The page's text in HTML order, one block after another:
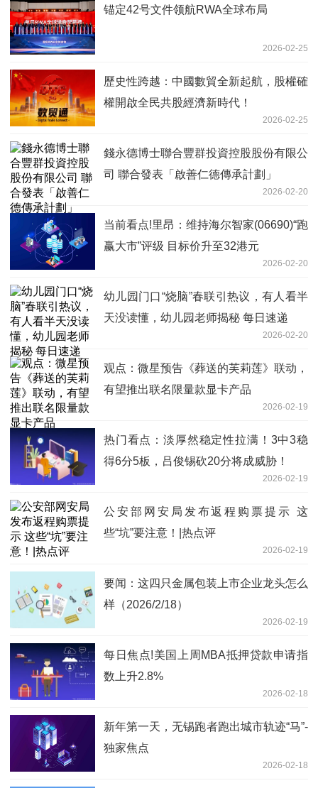
锚定42号文件领航RWA全球布局
2026-02-25
歷史性跨越：中國數貿全新起航，股權確
權開啟全民共股經濟新時代！
2026-02-25
錢永德博士聯合豐群投資控股股份有限公
司 聯合發表「啟善仁德傳承計劃」
2026-02-20
当前看点!里昂：维持海尔智家(06690)“跑
赢大市”评级 目标价升至32港元
2026-02-20
幼儿园门口“烧脑”春联引热议，有人看半
天没读懂，幼儿园老师揭秘 每日速递
2026-02-20
观点：微星预告《葬送的芙莉莲》联动，
有望推出联名限量款显卡产品
2026-02-19
热门看点：淡厚然稳定性拉满！3中3稳
得6分5板，吕俊锡砍20分将成威胁！
2026-02-19
公安部网安局发布返程购票提示 这
些“坑”要注意！|热点评
2026-02-19
要闻：这四只金属包装上市企业龙头怎么
样（2026/2/18）
2026-02-19
每日焦点!美国上周MBA抵押贷款申请指
数上升2.8%
2026-02-18
新年第一天，无锡跑者跑出城市轨迹“马”-
独家焦点
2026-02-18